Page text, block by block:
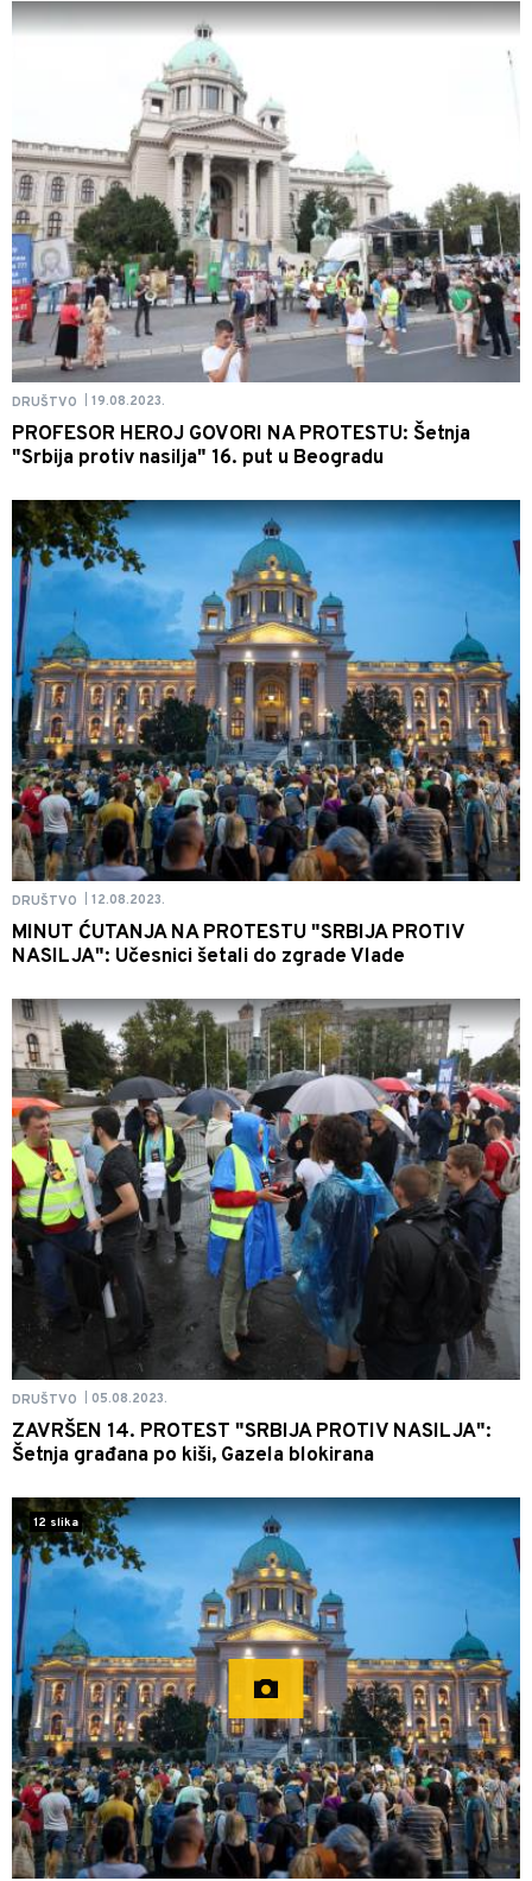
DRUŠTVO 19.08.2023.
PROFESOR HEROJ GOVORI NA PROTESTU: Šetnja
"Srbija protiv nasilja" 16. put u Beogradu
DRUŠTVO 12.08.2023.
MINUT ĆUTANJA NA PROTESTU "SRBIJA PROTIV
NASILJA": Učesnici šetali do zgrade Vlade
DRUŠTVO 05.08.2023.
ZAVRŠEN 14. PROTEST "SRBIJA PROTIV NASILJA":
Šetnja građana po kiši, Gazela blokirana
12 slika